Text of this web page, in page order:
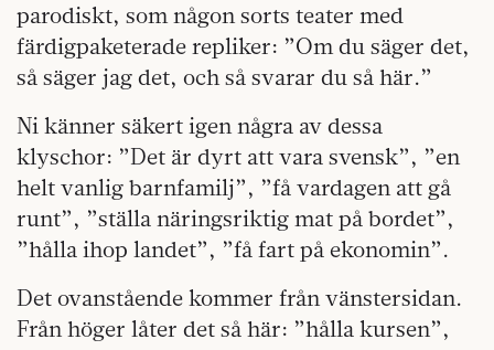
parodiskt, som någon sorts teater med
färdigpaketerade repliker: ”Om du säger det,
så säger jag det, och så svarar du så här.”
Ni känner säkert igen några av dessa
klyschor: ”Det är dyrt att vara svensk”, ”en
helt vanlig barnfamilj”, ”få vardagen att gå
runt”, ”ställa näringsriktig mat på bordet”,
”hålla ihop landet”, ”få fart på ekonomin”.
Det ovanstående kommer från vänstersidan.
Från höger låter det så här: ”hålla kursen”,